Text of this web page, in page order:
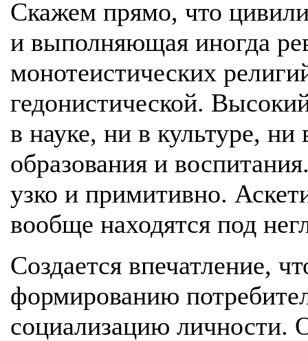
Скажем прямо, что
и выполняющая иногда
монотеистических
гедонистической.
в науке, ни в культуре,
образования и
узко и примитивно.
вообще находятся под
Создается впечатление,
формированию
социализацию личности.